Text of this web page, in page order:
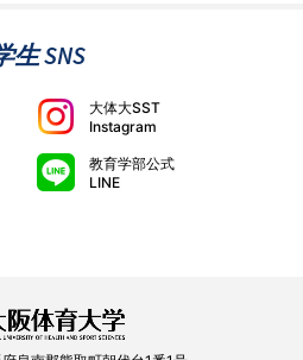
生 SNS
大体大SST
Instagram
教育学部公式
LINE